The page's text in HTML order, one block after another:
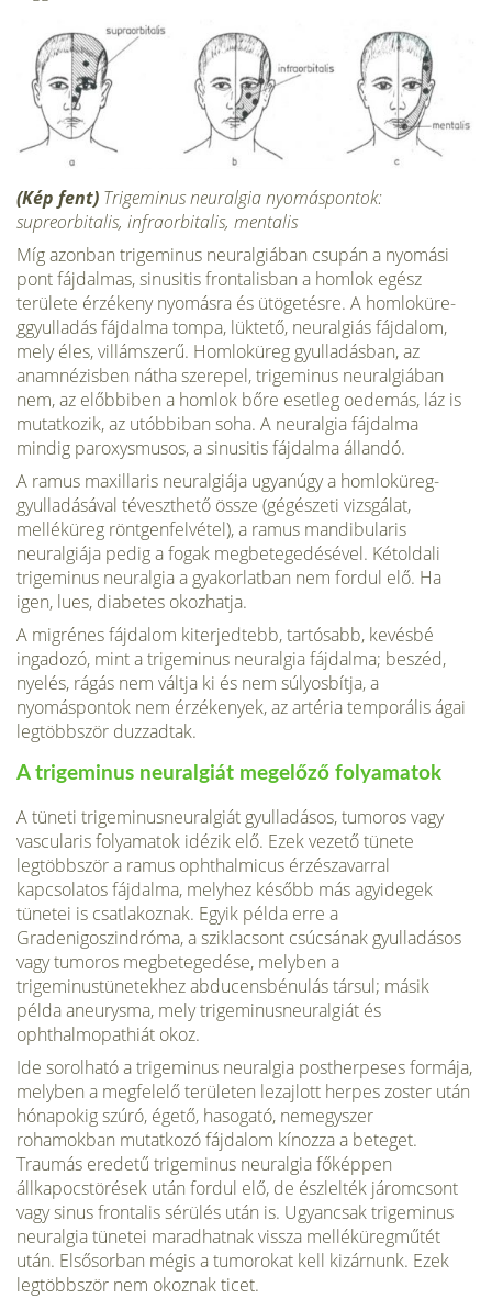
(Kép fent) Trigeminus neuralgia nyomáspontok:
supreorbitalis, infraorbitalis, mentalis
Míg azonban trigeminus neuralgiában csupán a nyomási
pont fájdalmas, sinusitis frontalisban a homlok egész
területe érzékeny nyomásra és ütögetésre. A homloküre-
ggyulladás fájdalma tompa, lüktető, neuralgiás fájdalom,
mely éles, villámszerű. Homloküreg gyulladásban, az
anamnézisben nátha szerepel, trigeminus neuralgiában
nem, az előbbiben a homlok bőre esetleg oedemás, láz is
mutatkozik, az utóbbiban soha. A neuralgia fájdalma
mindig paroxysmusos, a sinusitis fájdalma állandó.
A ramus maxillaris neuralgiája ugyanúgy a homloküreg-
gyulladásával téveszthető össze (gégészeti vizsgálat,
melléküreg röntgenfelvétel), a ramus mandibularis
neuralgiája pedig a fogak megbetegedésével. Kétoldali
trigeminus neuralgia a gyakorlatban nem fordul elő. Ha
igen, lues, diabetes okozhatja.
A migrénes fájdalom kiterjedtebb, tartósabb, kevésbé
ingadozó, mint a trigeminus neuralgia fájdalma; beszéd,
nyelés, rágás nem váltja ki és nem súlyosbítja, a
nyomáspontok nem érzékenyek, az artéria temporális ágai
legtöbbször duzzadtak.
A trigeminus neuralgiát megelőző folyamatok
A tüneti trigeminusneuralgiát gyulladásos, tumoros vagy
vascularis folyamatok idézik elő. Ezek vezető tünete
legtöbbször a ramus ophthalmicus érzészavarral
kapcsolatos fájdalma, melyhez később más agyidegek
tünetei is csatlakoznak. Egyik példa erre a
Gradenigoszindróma, a sziklacsont csúcsának gyulladásos
vagy tumoros megbetegedése, melyben a
trigeminustünetekhez abducensbénulás társul; másik
példa aneurysma, mely trigeminusneuralgiát és
ophthalmopathiát okoz.
Ide sorolható a trigeminus neuralgia postherpeses formája,
melyben a megfelelő területen lezajlott herpes zoster után
hónapokig szúró, égető, hasogató, nemegyszer
rohamokban mutatkozó fájdalom kínozza a beteget.
Traumás eredetű trigeminus neuralgia főképpen
állkapocstörések után fordul elő, de észlelték járomcsont
vagy sinus frontalis sérülés után is. Ugyancsak trigeminus
neuralgia tünetei maradhatnak vissza melléküregműtét
után. Elsősorban mégis a tumorokat kell kizárnunk. Ezek
legtöbbször nem okoznak ticet.